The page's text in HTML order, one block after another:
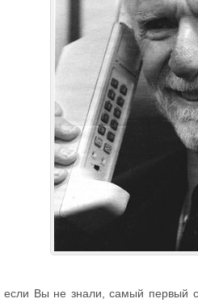
Вы не знали, самый первый